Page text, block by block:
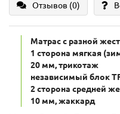
Отзывов (0)
Матрас с разной
1 сторона мягкая
20 мм, трикотаж
независимый блок
2 сторона средней
10 мм, жаккард